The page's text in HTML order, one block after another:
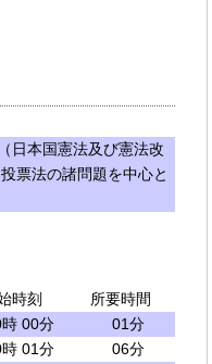
日本国憲法及び憲法改
票法の諸問題を中心と
時刻
所要時間
00分
01分
01分
06分